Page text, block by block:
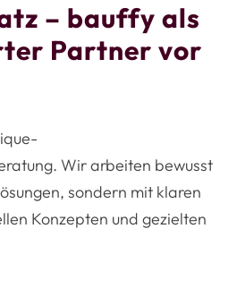
– bauffy als
Partner vor
Wir arbeiten bewusst
sondern mit klaren
Konzepten und gezielten